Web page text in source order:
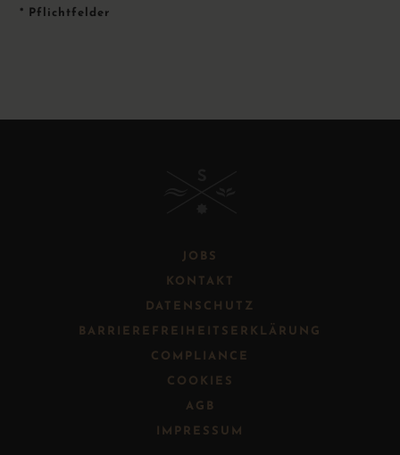
* Pflichtfelder
JOBS
KONTAKT
DATENSCHUTZ
BARRIEREFREIHEITSERKLÄRUNG
COMPLIANCE
COOKIES
AGB
IMPRESSUM